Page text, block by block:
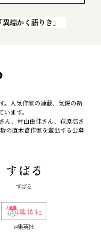
端かく語りき」
。人気作家の連載、気鋭の新
ます。
ん、村山由佳さん、荻原浩さ
の直木賞作家を輩出する公募
すばる
e!集英社